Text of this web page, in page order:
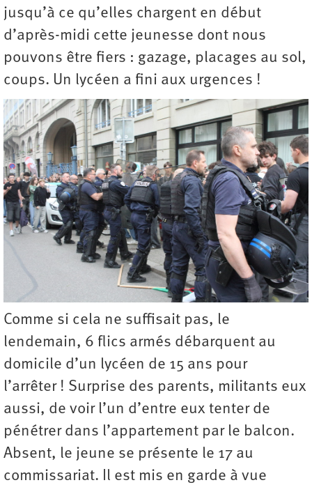
jusqu’à ce qu’elles chargent en début
d’après-midi cette jeunesse dont nous
pouvons être fiers : gazage, placages au sol,
coups. Un lycéen a fini aux urgences !
Comme si cela ne suffisait pas, le
lendemain, 6 flics armés débarquent au
domicile d’un lycéen de 15 ans pour
l’arrêter ! Surprise des parents, militants eux
aussi, de voir l’un d’entre eux tenter de
pénétrer dans l’appartement par le balcon.
Absent, le jeune se présente le 17 au
commissariat. Il est mis en garde à vue